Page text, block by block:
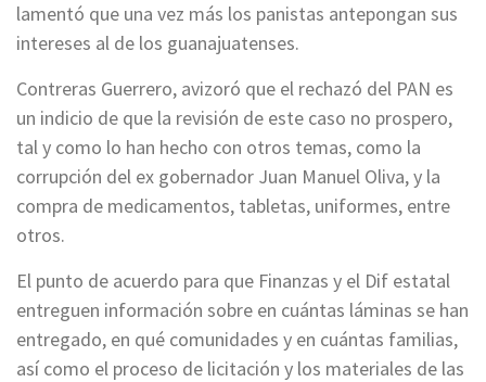
lamentó que una vez más los panistas antepongan sus
intereses al de los guanajuatenses.
Contreras Guerrero, avizoró que el rechazó del PAN es
un indicio de que la revisión de este caso no prospero,
tal y como lo han hecho con otros temas, como la
corrupción del ex gobernador Juan Manuel Oliva, y la
compra de medicamentos, tabletas, uniformes, entre
otros.
El punto de acuerdo para que Finanzas y el Dif estatal
entreguen información sobre en cuántas láminas se han
entregado, en qué comunidades y en cuántas familias,
así como el proceso de licitación y los materiales de las